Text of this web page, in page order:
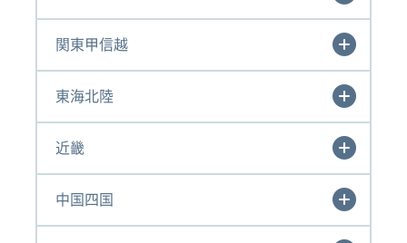
関東甲信越
東海北陸
近畿
中国四国